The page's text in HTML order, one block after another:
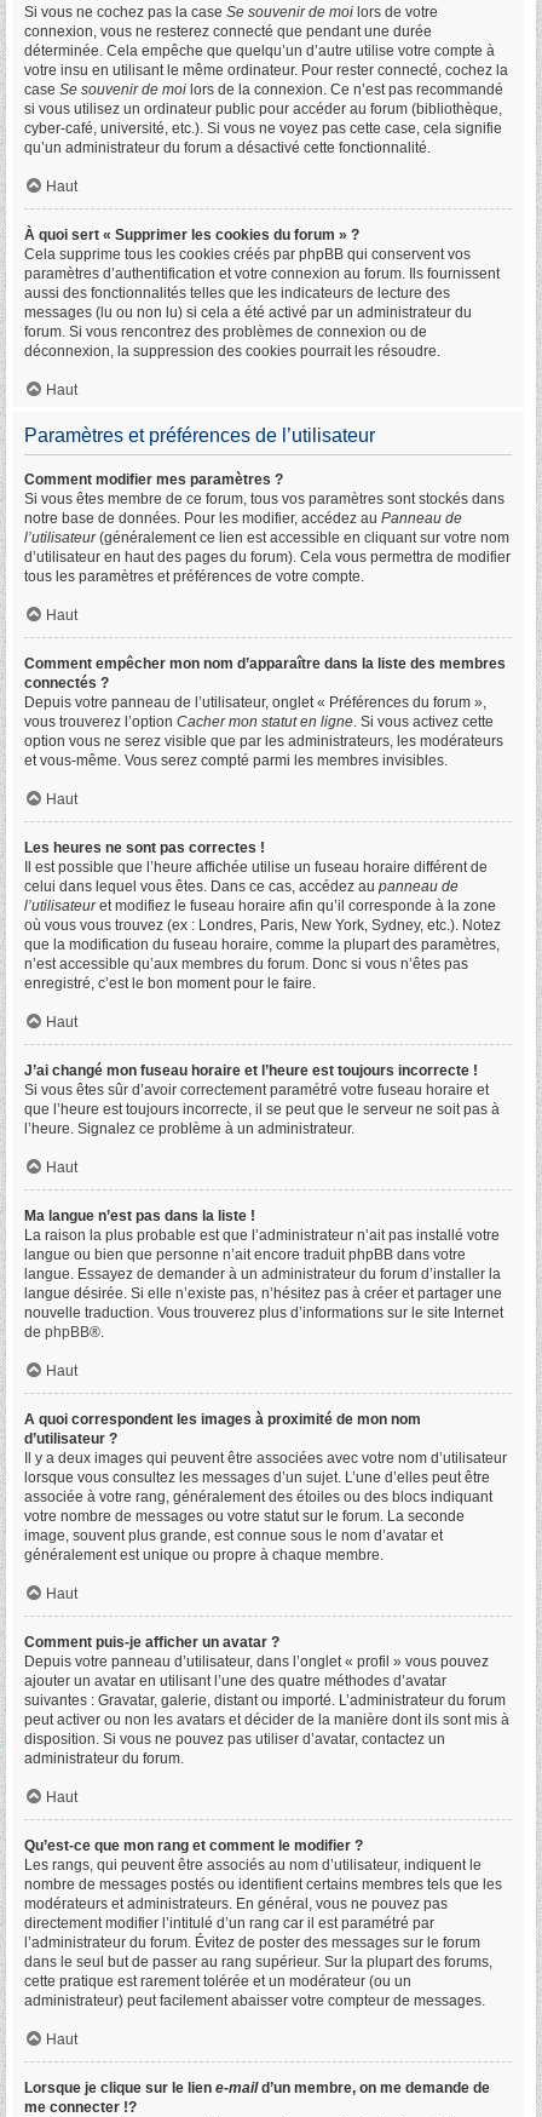
Si vous ne cochez pas la case Se souvenir de moi lors de votre
connexion, vous ne resterez connecté que pendant une durée
déterminée. Cela empêche que quelqu’un d’autre utilise votre compte à
votre insu en utilisant le même ordinateur. Pour rester connecté, cochez la
case Se souvenir de moi lors de la connexion. Ce n’est pas recommandé
si vous utilisez un ordinateur public pour accéder au forum (bibliothèque,
cyber-café, université, etc.). Si vous ne voyez pas cette case, cela signifie
qu’un administrateur du forum a désactivé cette fonctionnalité.
Haut
À quoi sert « Supprimer les cookies du forum » ?
Cela supprime tous les cookies créés par phpBB qui conservent vos
paramètres d’authentification et votre connexion au forum. Ils fournissent
aussi des fonctionnalités telles que les indicateurs de lecture des
messages (lu ou non lu) si cela a été activé par un administrateur du
forum. Si vous rencontrez des problèmes de connexion ou de
déconnexion, la suppression des cookies pourrait les résoudre.
Haut
Paramètres et préférences de l’utilisateur
Comment modifier mes paramètres ?
Si vous êtes membre de ce forum, tous vos paramètres sont stockés dans
notre base de données. Pour les modifier, accédez au Panneau de
l’utilisateur(généralement ce lien est accessible en cliquant sur votre nom
d’utilisateur en haut des pages du forum). Cela vous permettra de modifier
tous les paramètres et préférences de votre compte.
Haut
Comment empêcher mon nom d’apparaître dans la liste des membres
connectés ?
Depuis votre panneau de l’utilisateur, onglet « Préférences du forum »,
vous trouverez l’option Cacher mon statut en ligne. Si vous activez cette
option vous ne serez visible que par les administrateurs, les modérateurs
et vous-même. Vous serez compté parmi les membres invisibles.
Haut
Les heures ne sont pas correctes !
Il est possible que l’heure affichée utilise un fuseau horaire différent de
celui dans lequel vous êtes. Dans ce cas, accédez au panneau de
l’utilisateuret modifiez le fuseau horaire afin qu’il corresponde à la zone
où vous vous trouvez (ex : Londres, Paris, New York, Sydney, etc.). Notez
que la modification du fuseau horaire, comme la plupart des paramètres,
n’est accessible qu’aux membres du forum. Donc si vous n’êtes pas
enregistré, c’est le bon moment pour le faire.
Haut
J’ai changé mon fuseau horaire et l’heure est toujours incorrecte !
Si vous êtes sûr d’avoir correctement paramétré votre fuseau horaire et
que l’heure est toujours incorrecte, il se peut que le serveur ne soit pas à
l’heure. Signalez ce problème à un administrateur.
Haut
Ma langue n’est pas dans la liste !
La raison la plus probable est que l’administrateur n’ait pas installé votre
langue ou bien que personne n’ait encore traduit phpBB dans votre
langue. Essayez de demander à un administrateur du forum d’installer la
langue désirée. Si elle n’existe pas, n’hésitez pas à créer et partager une
nouvelle traduction. Vous trouverez plus d’informations sur le site Internet
de phpBB®.
Haut
A quoi correspondent les images à proximité de mon nom
d’utilisateur ?
Il y a deux images qui peuvent être associées avec votre nom d’utilisateur
lorsque vous consultez les messages d’un sujet. L’une d’elles peut être
associée à votre rang, généralement des étoiles ou des blocs indiquant
votre nombre de messages ou votre statut sur le forum. La seconde
image, souvent plus grande, est connue sous le nom d’avatar et
généralement est unique ou propre à chaque membre.
Haut
Comment puis-je afficher un avatar ?
Depuis votre panneau d’utilisateur, dans l’onglet « profil » vous pouvez
ajouter un avatar en utilisant l’une des quatre méthodes d’avatar
suivantes : Gravatar, galerie, distant ou importé. L’administrateur du forum
peut activer ou non les avatars et décider de la manière dont ils sont mis à
disposition. Si vous ne pouvez pas utiliser d’avatar, contactez un
administrateur du forum.
Haut
Qu’est-ce que mon rang et comment le modifier ?
Les rangs, qui peuvent être associés au nom d’utilisateur, indiquent le
nombre de messages postés ou identifient certains membres tels que les
modérateurs et administrateurs. En général, vous ne pouvez pas
directement modifier l’intitulé d’un rang car il est paramétré par
l’administrateur du forum. Évitez de poster des messages sur le forum
dans le seul but de passer au rang supérieur. Sur la plupart des forums,
cette pratique est rarement tolérée et un modérateur (ou un
administrateur) peut facilement abaisser votre compteur de messages.
Haut
Lorsque je clique sur le lien e-maild’un membre, on me demande de
me connecter !?